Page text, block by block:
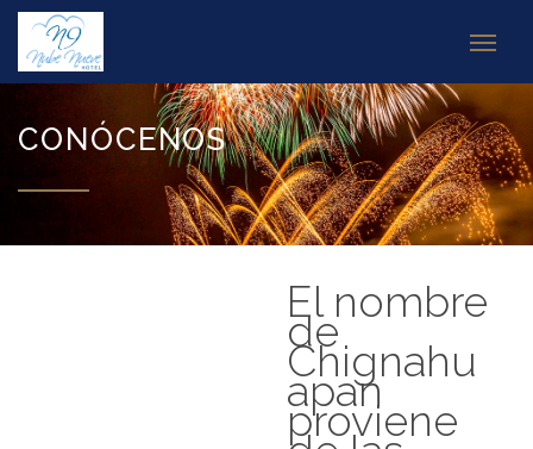
CONÓCENOS
El nombre
de
Chignahu
apan
proviene